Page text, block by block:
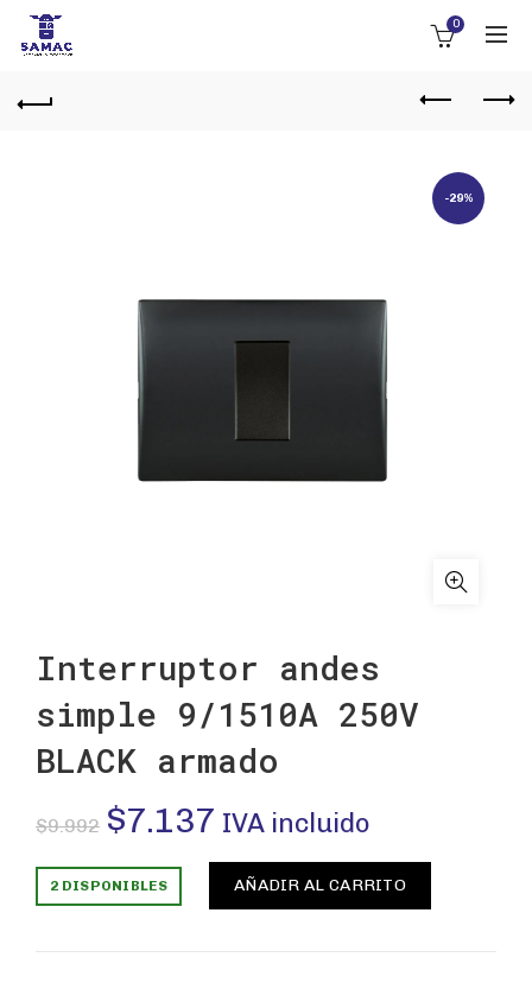
0
-29%
Interruptor andes
simple 9/1510A 250V
BLACK armado
$9.992 El
precio
$7.137 El
precio
IVA incluido
2 DISPONIBLES AÑADIR AL CARRITO